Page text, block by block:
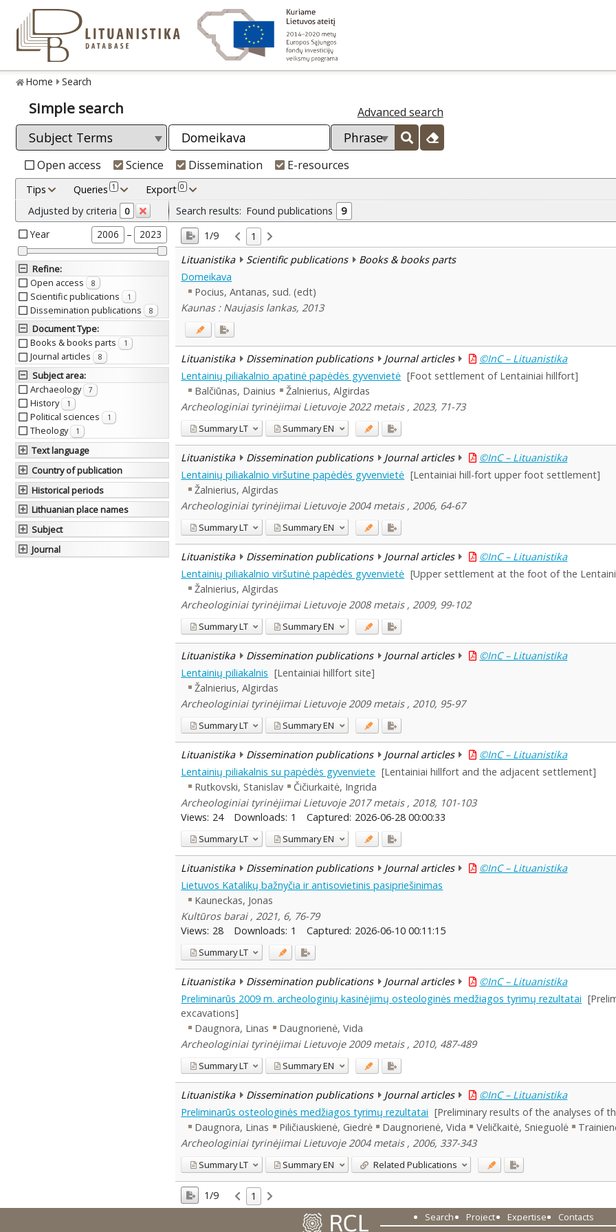
Home Search
Simple search Advanced search
Open access Science Dissemination E-resources
Tips Queries 1 Export 0
Adjusted by criteria 0
Year 2006 – 2023
Refine:
Open access
8
Scientific publications 1
Dissemination publications 8
Document Type:
Books & books parts
1
Journal articles 8
Subject area:
Archaeology
7
History 1
Political sciences 1
Theology 1
Text language
Country of publication
Historical periods
Lithuanian place names
Subject
Journal
Search results: Found publications
9
1/9
1
Lituanistika
Scientific publications Books & books parts
Domeikava
Pocius, Antanas, sud. (edt)
Kaunas : Naujasis lankas, 2013
Lituanistika Dissemination publications Journal articles ©InC – Lituanistika
Lentainių piliakalnio apatinė papėdės gyvenvietė [Foot settlement of Lentainiai hillfort]
Balčiūnas, Dainius
Žalnierius, Algirdas
Archeologiniai tyrinėjimai Lietuvoje 2022 metais , 2023, 71-73
SummaryLT SummaryEN
Lituanistika Dissemination publications Journal articles ©InC – Lituanistika
Lentainių piliakalnio viršutine papėdės gyvenvietė [Lentainiai hill-fort upper foot settlement]
Žalnierius, Algirdas
Archeologiniai tyrinėjimai Lietuvoje 2004 metais , 2006, 64-67
SummaryLT SummaryEN
Lituanistika Dissemination publications Journal articles ©InC – Lituanistika
Lentainių piliakalnio viršutinė papėdės gyvenvietė [Upper settlement at the foot of the
Žalnierius, Algirdas
Archeologiniai tyrinėjimai Lietuvoje 2008 metais , 2009, 99-102
SummaryLT SummaryEN
Lituanistika Dissemination publications Journal articles ©InC – Lituanistika
Lentainių piliakalnis [Lentainiai hillfort site]
Žalnierius, Algirdas
Archeologiniai tyrinėjimai Lietuvoje 2009 metais , 2010, 95-97
SummaryLT SummaryEN
Lituanistika Dissemination publications Journal articles ©InC – Lituanistika
Lentainių piliakalnis su papėdės gyvenviete [Lentainiai hillfort and the adjacent settlement]
Rutkovski, Stanislav
Čičiurkaitė, Ingrida
Archeologiniai tyrinėjimai Lietuvoje 2017 metais , 2018, 101-103
Views: 24 Downloads: 1 Captured: 2026-06-28 00:00:33
SummaryLT SummaryEN
Lituanistika Dissemination publications Journal articles ©InC – Lituanistika
Lietuvos Katalikų bažnyčia ir antisovietinis pasipriešinimas
Kauneckas, Jonas
Kultūros barai , 2021, 6, 76-79
Views: 28 Downloads: 1 Captured: 2026-06-10 00:11:15
SummaryLT
Lituanistika Dissemination publications Journal articles ©InC – Lituanistika
Preliminarūs 2009 m. archeologinių kasinėjimų osteologinės medžiagos tyrimų rezultatai
excavations]
Daugnora, Linas
Daugnorienė, Vida
Archeologiniai tyrinėjimai Lietuvoje 2009 metais , 2010, 487-489
SummaryLT SummaryEN
Lituanistika Dissemination publications Journal articles ©InC – Lituanistika
Preliminarūs osteologinės medžiagos tyrimų rezultatai [Preliminary results of the analyses of
Daugnora, Linas
Piličiauskienė, Giedrė Daugnorienė, Vida Veličkaitė, Snieguolė
Archeologiniai tyrinėjimai Lietuvoje 2004 metais , 2006, 337-343
SummaryLT SummaryEN Related Publications
1/9 1
Search Project Expertise
Contacts